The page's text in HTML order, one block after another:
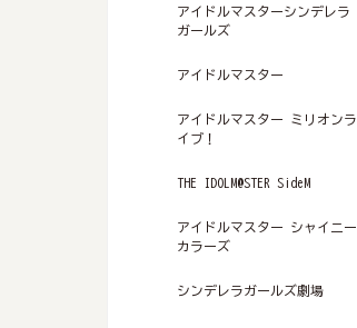
アイドルマスターシンデレラ
ガールズ
アイドルマスター
アイドルマスター ミリオンラ
イブ！
THE IDOLM@STER SideM
アイドルマスター シャイニー
カラーズ
シンデレラガールズ劇場